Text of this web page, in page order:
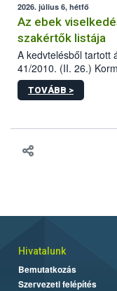
2026. július 6, hétfő
Az ebek
szakértők listája
A kedvtelésből tartott
41/2010. (II. 26.)
sérülés, illetve ennek
hatósági feladatokat,
TOVÁBB >
Hivatalunk
Bemutatkozás
Szervezeti felépítés